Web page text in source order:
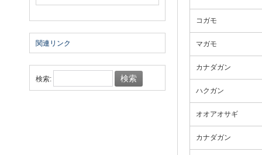
コガモ
マガモ
カナダガン
ハクガン
オオアオサギ
カナダガン
関連リンク
検索: